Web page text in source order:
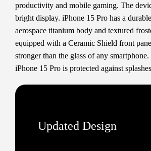
productivity and mobile gaming. The
bright display. iPhone 15 Pro has a
aerospace titanium body and textured
equipped with a Ceramic Shield front
stronger than the glass of any
iPhone 15 Pro is protected against
Updated Design